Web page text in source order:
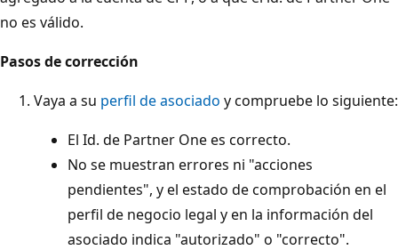
no es válido.
Pasos de corrección
Vaya a su perfil de asociado y compruebe lo siguiente:
El Id. de Partner One es correcto.
No se muestran errores ni "acciones
pendientes", y el estado de comprobación en el
perfil de negocio legal y en la información del
asociado indica "autorizado" o "correcto".